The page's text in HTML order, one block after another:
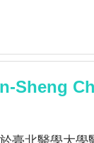
Sheng